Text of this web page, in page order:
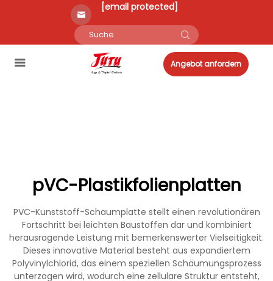
[email protected]
Angebot anfordern
pVC-Plastikfolienplatten
PVC-Kunststoff-Schaumplatte stellt einen revolutionären
Fortschritt bei leichten Baustoffen dar und kombiniert
herausragende Leistung mit bemerkenswerter Vielseitigkeit.
Dieses innovative Material besteht aus expandiertem
Polyvinylchlorid, das einem speziellen Schäumungsprozess
unterzogen wird, wodurch eine zellulare Struktur entsteht,